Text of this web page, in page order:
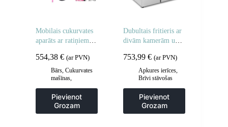
Mobilais cukurvates
aparāts ar ratiņiem uz
554,38 € (ar PVN)
Bārs, Cukurvates
mašīnas,
Pievienot
Grozam
Dubultais fritieris ar
divām kamerām un
753,99€ (ar PVN)
Apkures ierīces,
Brīvi stāvošas
Frites un cepšanas
iekārtas,
Gastronomija
Pievienot
Grozam